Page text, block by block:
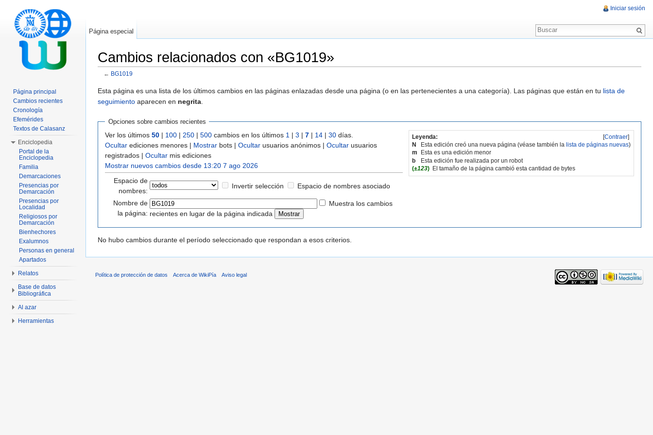
Cambios relacionados con «BG1019»
← BG1019
Esta página es una lista de los últimos cambios en las páginas enlazadas desde una página (o en las pertenecientes a una categoría). Las páginas que están en tu lista de
seguimiento aparecen en negrita
Opciones sobre cambios recientes
[Contraer]
Leyenda:
N
Esta edición creó una nueva página (véase también la lista de páginas nuevas)
m
Esta es una edición menor
b
Esta edición fue realizada por un robot
(±123) El tamaño de la página cambió esta cantidad de bytes
Ver los últimos 50 | 100 | 250 | 500 cambios en los últimos 1 | 3 | 7 | 14 | 30 días.
Ocultar ediciones menores | Mostrar bots | Ocultar usuarios anónimos | Ocultar usuarios
registrados | Ocultar mis ediciones
Mostrar nuevos cambios desde 13:20 7 ago 2026
Espacio de
nombres:
Invertir selección Espacio de nombres asociado
Nombre de
la página:
Muestra los cambios
recientes en lugar de la página indicada
No hubo cambios durante el período seleccionado que respondan a esos criterios.
Iniciar sesión
Página especial
Página principal
Cambios recientes
Cronología
Efemérides
Textos de Calasanz
Enciclopedia
Portal de la
Enciclopedia
Familia
Demarcaciones
Presencias por
Demarcación
Presencias por
Localidad
Religiosos por
Demarcación
Bienhechores
Exalumnos
Personas en general
Apartados
Relatos
Base de datos
Bibliográfica
Al azar
Herramientas
Política de protección de datos Acerca de WikiPía Aviso legal